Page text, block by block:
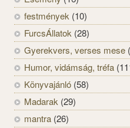
festmények (10)
FurcsÁllatok (28)
Gyerekvers, verses mese
Humor, vidámság, tréfa
Könyvajánló (58)
Madarak (29)
mantra (26)